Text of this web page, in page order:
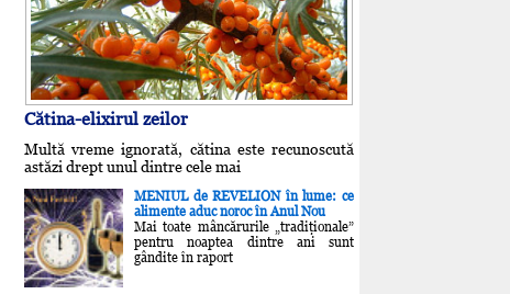
Cătina-elixirul zeilor
Multă vreme ignorată, cătina este recunoscută
astăzi drept unul dintre cele mai
MENIUL de REVELION în lume: ce
alimente aduc noroc în Anul Nou
Mai toate mâncărurile „tradiţionale”
pentru noaptea dintre ani sunt
gândite în raport